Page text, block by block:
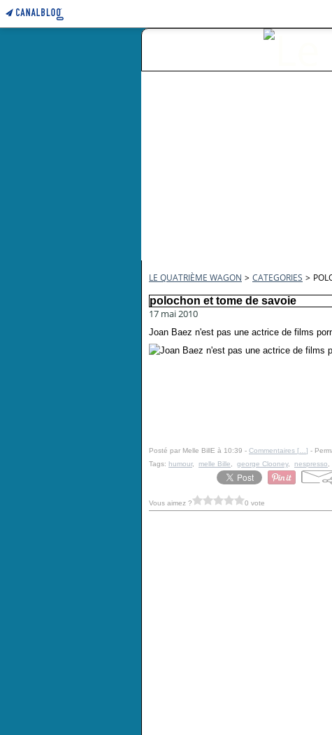
LE QUATRIÈME WAGON > CATEGORIES >
polochon et tome de savoie
17 mai 2010
Joan Baez n'est pas une actrice de films
Posté par Melle BillE à 10:39 - Commentaires [ ] -
Tags: humour, melle Bille george Clooney, nespresso
Vous aimez ? 0 vote